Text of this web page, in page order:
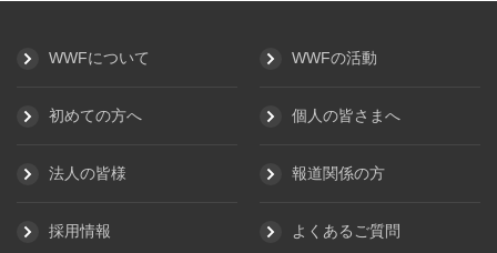
WWFについて WWFの活動
初めての方へ 個人の皆さまへ
法人の皆様 報道関係の方
採用情報 よくあるご質問